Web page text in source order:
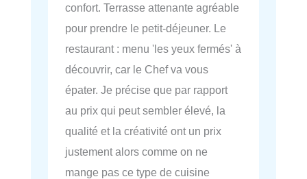
confort. Terrasse attenante agréable
pour prendre le petit-déjeuner. Le
restaurant : menu 'les yeux fermés' à
découvrir, car le Chef va vous
épater. Je précise que par rapport
au prix qui peut sembler élevé, la
qualité et la créativité ont un prix
justement alors comme on ne
mange pas ce type de cuisine